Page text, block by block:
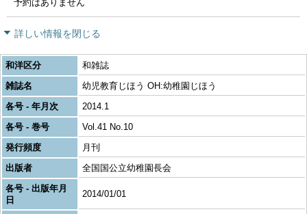
予約はありません
詳しい情報を閉じる
和洋区分
和雑誌
雑誌名
幼児教育じほう OH:幼稚園じほう
各号 - 年月次
2014.1
各号 - 巻号
Vol.41 No.10
発行頻度
月刊
出版者
全国国公立幼稚園長会
各号 - 出版年月
日
2014/01/01